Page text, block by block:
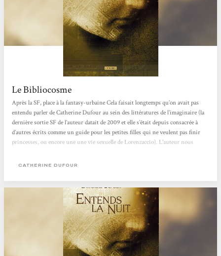
Le Bibliocosme
Après la SF, place à la fantasy-urbaine Cela faisait longtemps qu’on avait pas
entendu parler de Catherine Dufour au sein des littératures de l’imaginaire (la
dernière sortie SF de l’auteur datait de 2009 et elle s’était depuis consacrée à
d’autres écrits comme un guide pour les petites filles qui ne veulent pas finir
princesses, ou encore une une vie sexuelle de Lorenzaccio). L’auteur nous
présenté par l’éditeur comme un « anti-Twilight tout en humour ». C’est à...
CATHERINE DUFOUR